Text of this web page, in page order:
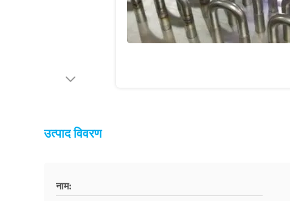
उत्पाद विवरण
नाम: